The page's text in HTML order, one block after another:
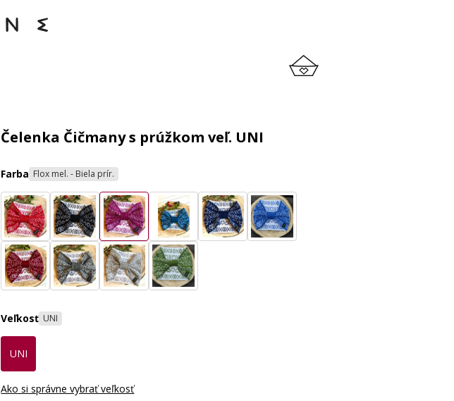
Čelenka Čičmany s prúžkom veľ. UNI
Farba Flox mel. - Biela prír.
Veľkosť UNI
UNI
Ako si správne vybrať veľkosť